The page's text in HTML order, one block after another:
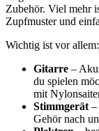
Zubehör. Viel mehr
Zupfmuster und
Wichtig ist vor allem:
Gitarre –
du spielen
mit
Stimmgerät –
Gehör nach